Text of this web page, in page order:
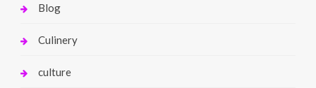
Blog
Culinery
culture